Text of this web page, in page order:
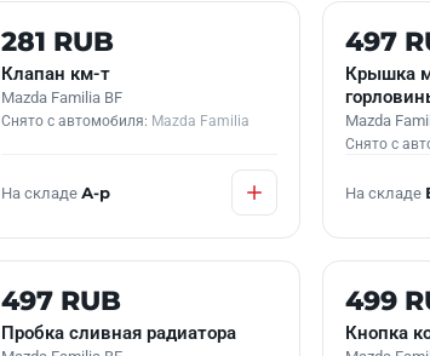
Б/У В НАЛИЧИИ
281 RUB
Клапан км-т
Mazda Familia BF
Снято с автомобиля: Mazda Familia
На складе А-р
Б/У В
497
Крышка
Mazda
Снято с
На складе
Б/У В НАЛИЧИИ
497 RUB
Пробка сливная радиатора
Б/У В
499
Кнопка